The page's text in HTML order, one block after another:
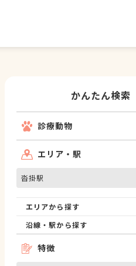
かんたん検索
診療動物
エリア・駅
沓掛駅
エリアから探す
沿線・駅から探す
特徴